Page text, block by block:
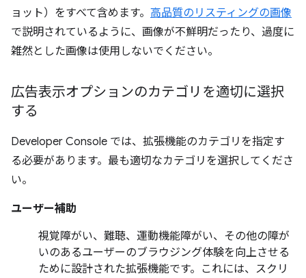
ョット）をすべて含めます。 高品質のリスティングの画像
で説明されているように、画像が不鮮明だったり、過度に
雑然とした画像は使用しないでください。
広告表示オプションのカテゴリを適切に選択
する
Developer Console では、拡張機能のカテゴリを指定す
る必要があります。最も適切なカテゴリを選択してくださ
い。
ユーザー補助
視覚障がい、難聴、運動機能障がい、その他の障が
いのあるユーザーのブラウジング体験を向上させる
ために設計された拡張機能です。これには、スクリ